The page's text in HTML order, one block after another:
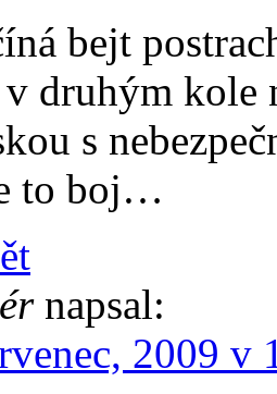
bejt
druhým kole
s
to boj…
napsal:
2009 v